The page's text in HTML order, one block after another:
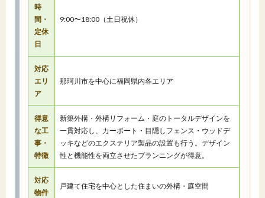
時
間・
定休
日
9:00〜18:00（土日祝休）
対応
エリ
ア
那珂川市を中心に福岡県内各エリア
得意
な工
事・
特徴
新築外構・外構リフォーム・庭のトータルデザインを
一貫対応し、カーポート・目隠しフェンス・ウッドデ
ッキなどのエクステリア製品の設置も行う。デザイン
性と機能性を両立させたプランニングが得意。
対応
物件
戸建て住宅を中心とした住まいの外構・庭空間